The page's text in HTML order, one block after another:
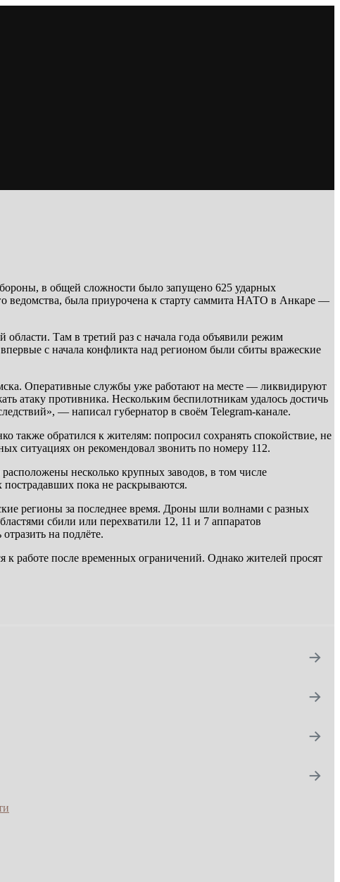
в общей сложности было запущено 625 ударных
ведомства, была приурочена к старту саммита НАТО в Анкаре —
Там в третий раз с начала года объявили режим
с начала конфликта над регионом были сбиты вражеские
Оперативные службы уже работают на месте — ликвидируют
атаку противника. Нескольким беспилотникам удалось достичь
— написал губернатор в своём Telegram-канале.
также обратился к жителям: попросил сохранять спокойствие, не
ситуациях он рекомендовал звонить по номеру 112.
несколько крупных заводов, в том числе
пока не раскрываются.
регионы за последнее время. Дроны шли волнами с разных
сбили или перехватили 12, 11 и 7 аппаратов
на подлёте.
работе после временных ограничений. Однако жителей просят
→
→
→
→